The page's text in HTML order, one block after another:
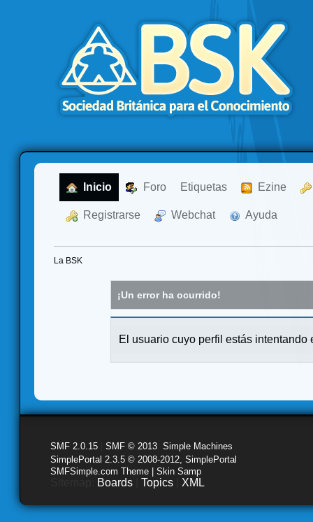
Inicio Foro Etiquetas Ezine
Registrarse Webchat Ayuda
La BSK
¡Un error ha ocurrido!
El usuario cuyo perfil estás intentando
SMF 2.0.15 SMF © 2013 Simple Machines
SimplePortal 2.3.5 © 2008-2012, SimplePortal
SMFSimple.com Theme | Skin Samp
Boards Topics XML